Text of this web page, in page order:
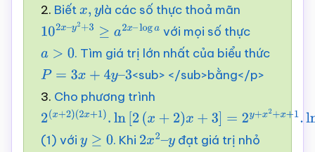
x
2. Biếtx,y là các số thực thoả mãn
102x – 2+ 3≥ a2x –
loga
với mọi số thực
a >0
. Tìm giá trị lớn nhất của biểu thức
P=3x+4 y– 3
<sub> </sub>bằng</p>
3. Cho phương trình
2(x +2)
(2x+1) .ln [2 (x +2) x+3]=2y+x 2+x+1 lnx2
(1) với y ≥0 . Khi 2x2– đạt giá trị nhỏ